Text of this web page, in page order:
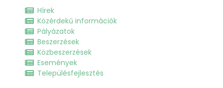
Hírek
Közérdekű információk
Pályázatok
Beszerzések
Közbeszerzések
Események
Településfejlesztés